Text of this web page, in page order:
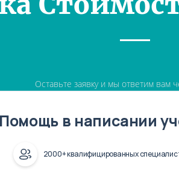
Оставьте заявку и мы ответим вам
в написании
2000+ квалифицированных